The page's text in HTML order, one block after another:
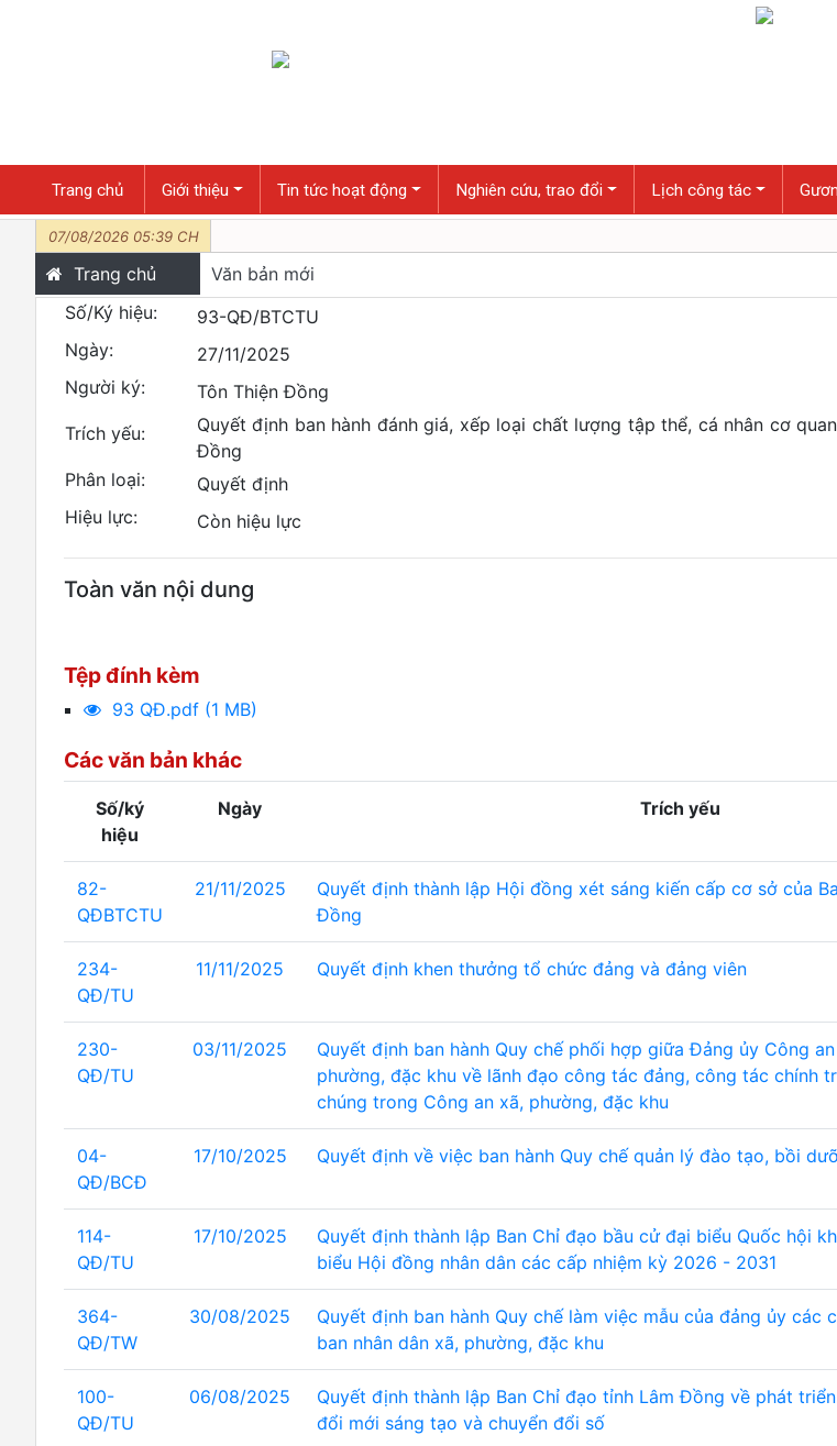
07/08/2026 05:39 CH
Trang chủ Giới thiệu Tin tức hoạt động Nghiên cứu, trao đổi Lịch công tác
Trang chủ
Văn bản mới
Số/Ký hiệu:
93-QĐ/BTCTU
Ngày:
27/11/2025
Người ký:
Tôn Thiện Đồng
Trích yếu:
Quyết định ban hành đánh giá, xếp loại chất lượng tập thể, cá nhân cơ
Đồng
Phân loại:
Quyết định
Hiệu lực:
Còn hiệu lực
Toàn văn nội dung
Tệp đính kèm
93 QĐ.pdf (1 MB)
Các văn bản khác
Số/ký
hiệu
Ngày Trích yếu
82-
QĐBTCTU
21/11/2025
Quyết định thành lập Hội đồng xét sáng kiến cấp cơ sở của
Đồng
234-
QĐ/TU
11/11/2025 Quyết định khen thưởng tổ chức đảng và đảng viên
230-
QĐ/TU
03/11/2025
Quyết định ban hành Quy chế phối hợp giữa Đảng ủy Công
phường, đặc khu về lãnh đạo công tác đảng, công tác chính
chúng trong Công an xã, phường, đặc khu
04-
QĐ/BCĐ
17/10/2025 Quyết định về việc ban hành Quy chế quản lý đào tạo, bồi
114-
QĐ/TU
17/10/2025
Quyết định thành lập Ban Chỉ đạo bầu cử đại biểu Quốc hội
biểu Hội đồng nhân dân các cấp nhiệm kỳ 2026 - 2031
364-
QĐ/TW
30/08/2025
Quyết định ban hành Quy chế làm việc mẫu của đảng ủy các
ban nhân dân xã, phường, đặc khu
100-
QĐ/TU
06/08/2025
Quyết định thành lập Ban Chỉ đạo tỉnh Lâm Đồng về phát
đổi mới sáng tạo và chuyển đổi số